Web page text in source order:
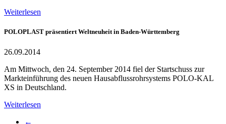
Weiterlesen
POLOPLAST präsentiert Weltneuheit in Baden-Württemberg
26.09.2014
Am Mittwoch, den 24. September 2014 fiel der Startschuss zur
Markteinführung des neuen Hausabflussrohrsystems POLO-KAL
XS in Deutschland.
Weiterlesen
←